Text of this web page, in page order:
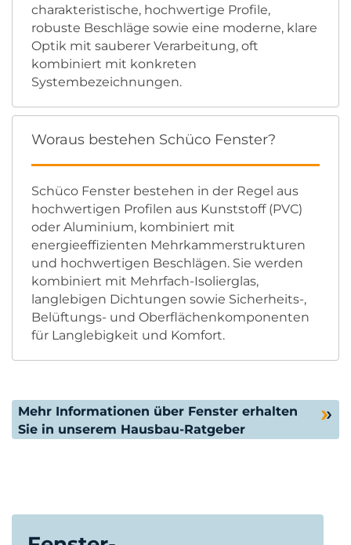
charakteristische, hochwertige Profile,
robuste Beschläge sowie eine moderne, klare
Optik mit sauberer Verarbeitung, oft
kombiniert mit konkreten
Systembezeichnungen.
Woraus bestehen Schüco Fenster?
Schüco Fenster bestehen in der Regel aus
hochwertigen Profilen aus Kunststoff (PVC)
oder Aluminium, kombiniert mit
energieeffizienten Mehrkammerstrukturen
und hochwertigen Beschlägen. Sie werden
kombiniert mit Mehrfach-Isolierglas,
langlebigen Dichtungen sowie Sicherheits-,
Belüftungs- und Oberflächenkomponenten
für Langlebigkeit und Komfort.
Mehr Informationen über Fenster erhalten
Sie in unserem Hausbau-Ratgeber